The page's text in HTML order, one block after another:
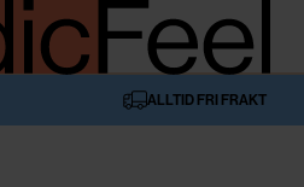
ALLTID FRI FRAKT